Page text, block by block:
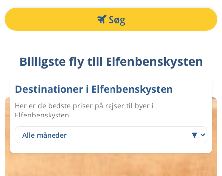
Søg
Billigste fly till Elfenbenskysten
Destinationer i Elfenbenskysten
Her er de bedste priser på rejser til byer i
Elfenbenskysten.